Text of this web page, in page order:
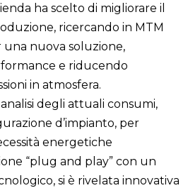
ha scelto di migliorare il
ricercando in MTM
nuova soluzione,
e riducendo
in atmosfera.
degli attuali consumi,
d’impianto, per
energetiche
“plug and play” con un
si è rivelata innovativa